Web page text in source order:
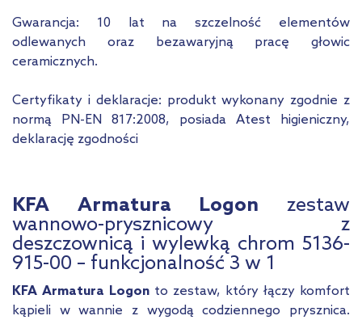
Gwarancja: 10 lat na szczelność elementów
odlewanych oraz bezawaryjną pracę głowic
ceramicznych.
Certyfikaty i deklaracje: produkt wykonany zgodnie z
normą PN-EN 817:2008, posiada Atest higieniczny,
deklarację zgodności
KFA Armatura Logon zestaw
wannowo-prysznicowy z
deszczownicą i wylewką chrom 5136-
915-00 – funkcjonalność 3 w 1
KFA Armatura Logon to zestaw, który łączy komfort
kąpieli w wannie z wygodą codziennego prysznica.